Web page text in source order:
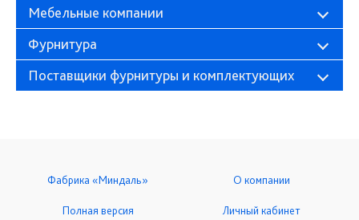
Мебельные компании
Фурнитура
Поставщики фурнитуры и комплектующих
Фабрика «Миндаль» О компании
Полная версия Личный кабинет